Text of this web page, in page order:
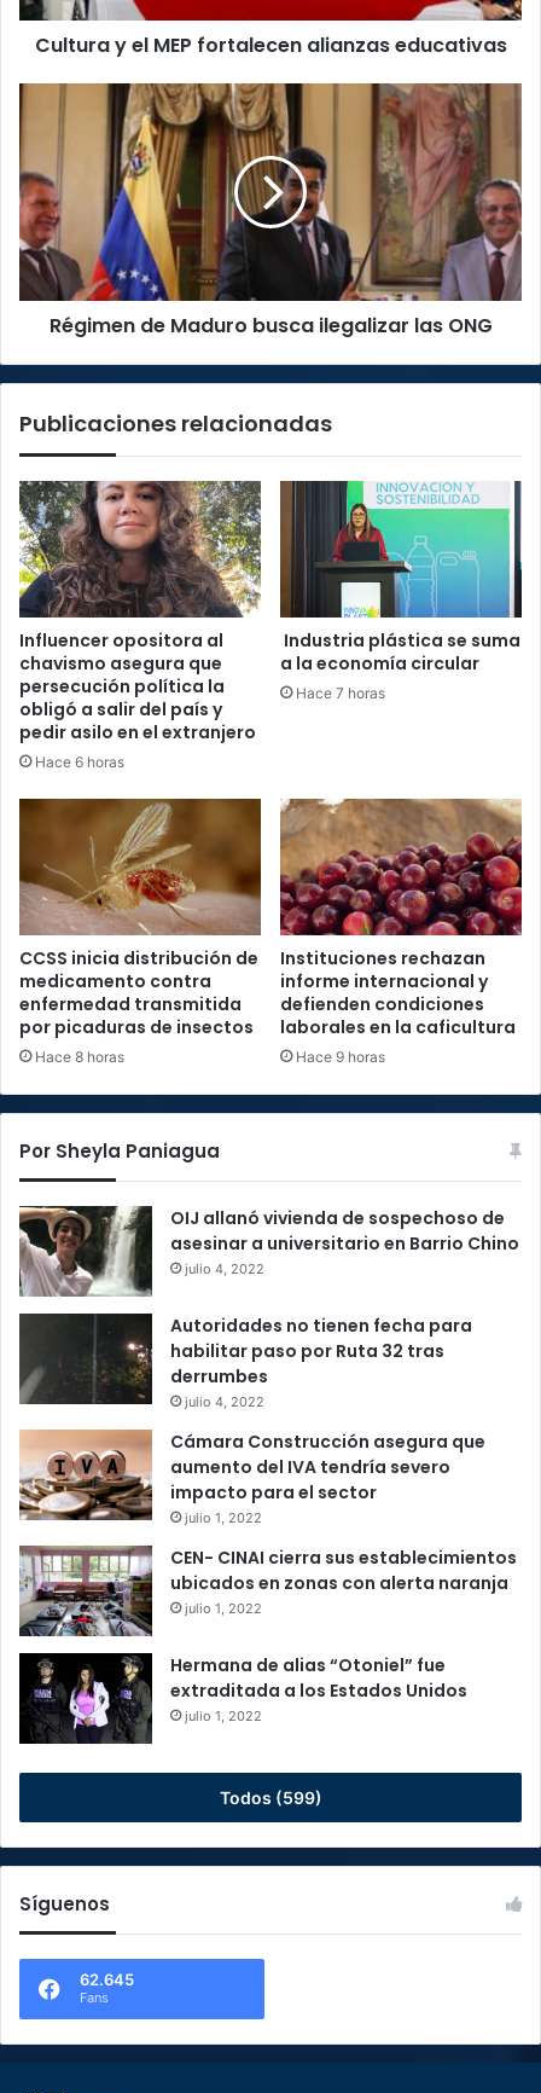
Cultura y el MEP fortalecen alianzas educativas
busca
ilegalizar
las
ONG
Régimen de Maduro busca ilegalizar las ONG
Publicaciones relacionadas
Influencer opositora al
chavismo asegura que
persecución política la
obligó a salir del país y
pedir asilo en el extranjero
Hace 6 horas
Industria plástica se suma
a la economía circular
Hace 7 horas
CCSS inicia distribución de
medicamento contra
enfermedad transmitida
por picaduras de insectos
Hace 8 horas
Instituciones rechazan
informe internacional y
defienden condiciones
laborales en la caficultura
Hace 9 horas
Por Sheyla Paniagua
OIJ allanó vivienda de sospechoso de
asesinar a universitario en Barrio Chino
julio 4, 2022
Autoridades no tienen fecha para
habilitar paso por Ruta 32 tras
derrumbes
julio 4, 2022
Cámara Construcción asegura que
aumento del IVA tendría severo
impacto para el sector
julio 1, 2022
CEN- CINAI cierra sus establecimientos
ubicados en zonas con alerta naranja
julio 1, 2022
Hermana de alias “Otoniel” fue
extraditada a los Estados Unidos
julio 1, 2022
Todos (599)
Síguenos
62.645
Fans